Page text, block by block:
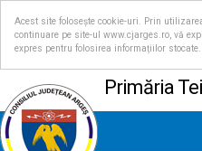
Acest site folosește cookie-uri. Prin
continuare pe site-ul www.cjarges.ro, vă
expres pentru folosirea informațiilor stocate.
Primăria